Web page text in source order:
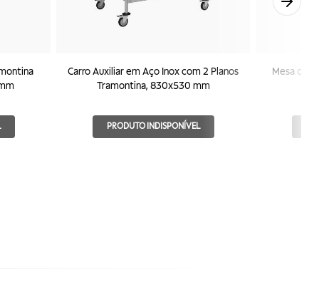
Carro Auxiliar em Aço Inox com 2 Planos
Tramontina, 830x530 mm
PRODUTO INDISPONÍVEL
Mesa de